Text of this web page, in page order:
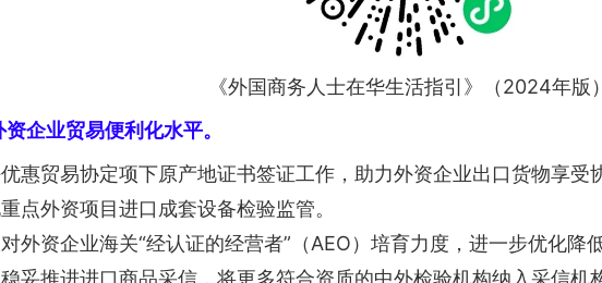
《外国商务人士在华生活指引》（2024年版）
企业贸易便利化水平。
惠贸易协定项下原产地证书签证工作，助力外资企业出口货物享受
点外资项目进口成套设备检验监管。
外资企业海关“经认证的经营者”（AEO）培育力度，进一步优化降
妥推进进口商品采信，将更多符合资质的中外检验机构纳入采信机